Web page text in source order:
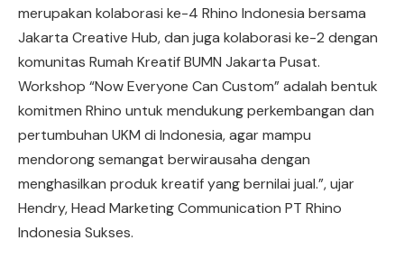
merupakan kolaborasi ke-4 Rhino Indonesia bersama
Jakarta Creative Hub, dan juga kolaborasi ke-2 dengan
komunitas Rumah Kreatif BUMN Jakarta Pusat.
Workshop “Now Everyone Can Custom” adalah bentuk
komitmen Rhino untuk mendukung perkembangan dan
pertumbuhan UKM di Indonesia, agar mampu
mendorong semangat berwirausaha dengan
menghasilkan produk kreatif yang bernilai jual.”, ujar
Hendry, Head Marketing Communication PT Rhino
Indonesia Sukses.